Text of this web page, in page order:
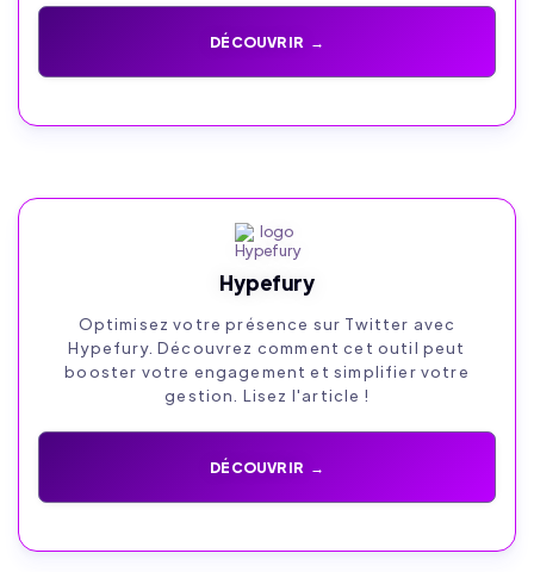
DÉCOUVRIR →
Hypefury
Optimisez votre présence sur Twitter avec
Hypefury. Découvrez comment cet outil peut
booster votre engagement et simplifier votre
gestion. Lisez l'article !
DÉCOUVRIR →